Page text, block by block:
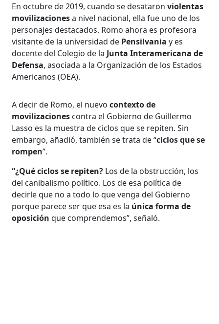
En octubre de 2019, cuando se desataron violentas
movilizacionesa nivel nacional, ella fue uno de los
personajes destacados. Romo ahora es profesora
visitante de la universidad de Pensilvaniay es
docente del Colegio de la Junta Interamericana de
Defensa, asociada a la Organización de los Estados
Americanos (OEA).
A decir de Romo, el nuevocontexto de
movilizaciones contra el Gobierno de Guillermo
Lasso es la muestra de ciclos que se repiten. Sin
embargo, añadió, también se trata de “ciclos que se
rompen”.
“¿Qué ciclos se repiten? Los de la obstrucción, los
del canibalismo político. Los de esa política de
decirle que no a todo lo que venga del Gobierno
porque parece ser que esa es la única forma de
oposición que comprendemos”, señaló.